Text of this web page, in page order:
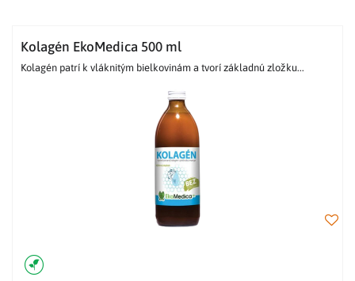
Kolagén EkoMedica 500 ml
Kolagén patrí k vláknitým bielkovinám a tvorí základnú zložku...